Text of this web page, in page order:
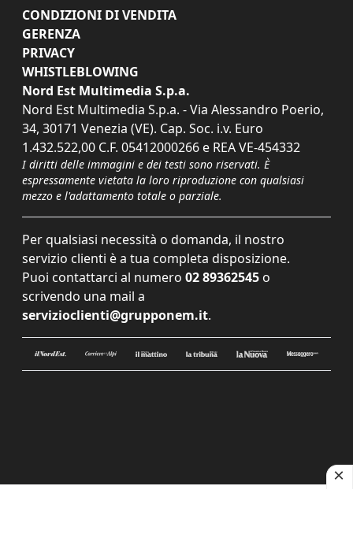
CONDIZIONI DI VENDITA
GERENZA
PRIVACY
WHISTLEBLOWING
Nord Est Multimedia S.p.a.
Nord Est Multimedia S.p.a. - Via Alessandro Poerio,
34, 30171 Venezia (VE). Cap. Soc. i.v. Euro
1.432.522,00 C.F. 05412000266 e REA VE-454332
I diritti delle immagini e dei testi sono riservati. È
espressamente vietata la loro riproduzione con qualsiasi
mezzo e l'adattamento totale o parziale.
Per qualsiasi necessità o domanda, il nostro
servizio clienti è a tua completa disposizione.
Puoi contattarci al numero 02 89362545 o
scrivendo una mail a
servizioclienti@grupponem.it.